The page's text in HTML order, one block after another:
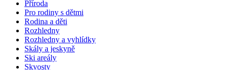
Příroda
Pro rodiny s dětmi
Rodina a děti
Rozhledny
Rozhledny a vyhlídky
Skály a jeskyně
Ski areály
Skvosty